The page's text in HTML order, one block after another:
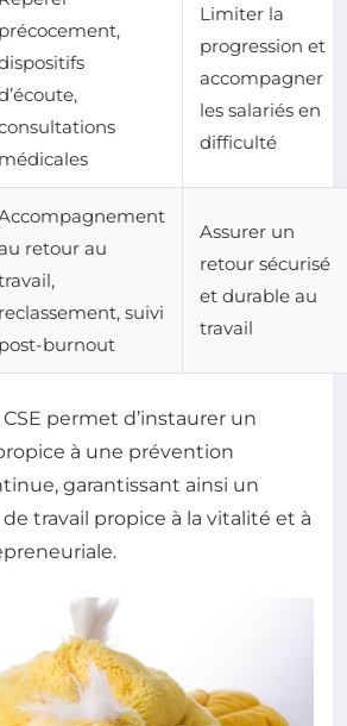
précocement,
médicales
Limiter la
progression et
accompagner
les salariés en
difficulté
retour au
reclassement, suivi
post-burnout
Assurer un
retour sécurisé
et durable au
travail
permet d’instaurer un
à une prévention
garantissant ainsi un
travail propice à la vitalité et à